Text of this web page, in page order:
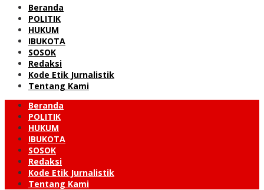
Beranda
POLITIK
HUKUM
IBUKOTA
SOSOK
Redaksi
Kode Etik Jurnalistik
Tentang Kami
Beranda
POLITIK
HUKUM
IBUKOTA
SOSOK
Redaksi
Kode Etik Jurnalistik
Tentang Kami